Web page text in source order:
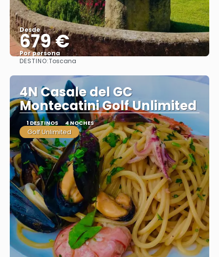
Desde
679 €
Por persona
DESTINO:Toscana
4N Casale del GC
Montecatini Golf Unlimited
1 DESTINOS 4 NOCHES
Golf Unlimited